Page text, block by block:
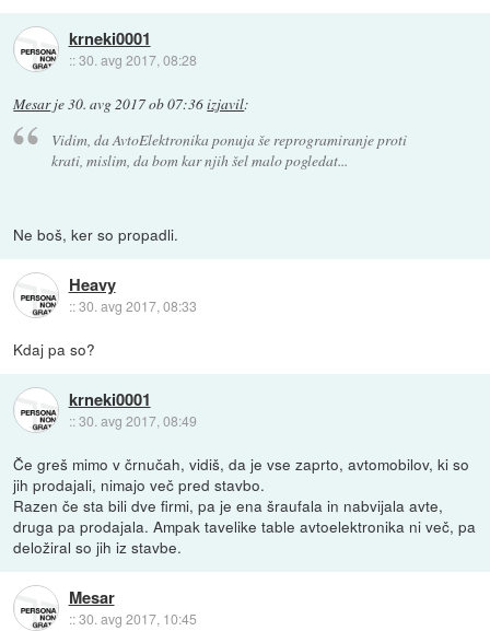
krneki0001
::30. avg 2017, 08:28
Mesarje30. avg 2017 ob 07:36izjavil:
Vidim, da AvtoElektronika ponuja še reprogramiranje proti
krati, mislim, da bom kar njih šel malo pogledat...
Ne boš, ker so propadli.
Heavy
::30. avg 2017, 08:33
Kdaj pa so?
krneki0001
::30. avg 2017, 08:49
Če greš mimo v črnučah, vidiš, da je vse zaprto, avtomobilov, ki so
jih prodajali, nimajo več pred stavbo.
Razen če sta bili dve firmi, pa je ena šraufala in nabvijala avte,
druga pa prodajala. Ampak tavelike table avtoelektronika ni več, pa
deložiral so jih iz stavbe.
Mesar
::30. avg 2017, 10:45